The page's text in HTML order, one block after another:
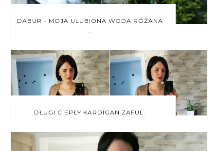
DABUR - MOJA ULUBIONA WODA RÓŻANA
.
DŁUGI CIEPŁY KARDIGAN ZAFUL.